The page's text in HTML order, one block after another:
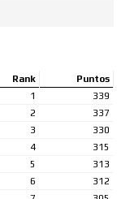
Rank
Puntos
1
339
2
337
3
330
4
315
5
313
6
312